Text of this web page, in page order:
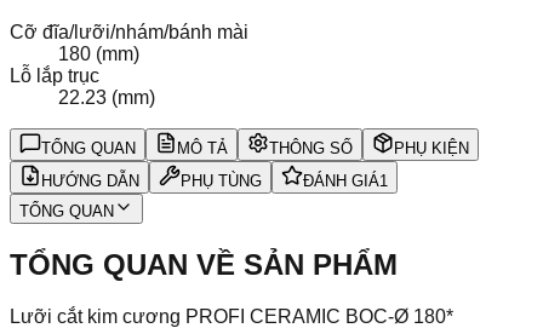
Cỡ đĩa/lưỡi/nhám/bánh mài
180 (mm)
Lỗ lắp trục
22.23 (mm)
TỔNG QUAN MÔ TẢ THÔNG SỐ
PHỤ KIỆN
HƯỚNG DẪN
PHỤ TÙNG ĐÁNH GIÁ1
TỔNG QUAN
TỔNG QUAN VỀ SẢN PHẨM
Lưỡi cắt kim cương PROFI CERAMIC BOC-Ø 180*